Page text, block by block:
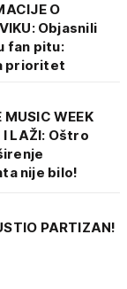
O
Objasnili
fan pitu:
prioritet
MUSIC WEEK
I LAŽI: Oštro
nije bilo!
PARTIZAN!